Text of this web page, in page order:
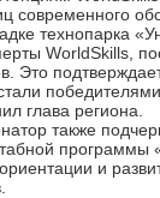
современного
технопарка
WorldSkills,
Это
глава региона.
также
программы
и